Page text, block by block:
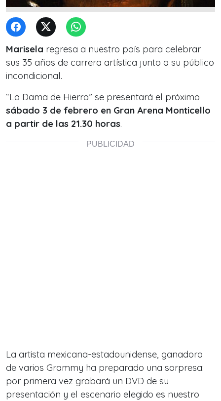
Marisela regresa a nuestro país para celebrar
sus 35 años de carrera artística junto a su público
incondicional.
“La Dama de Hierro” se presentará el próximo
sábado 3 de febrero en Gran Arena Monticello
a partir de las 21.30 horas.
La artista mexicana-estadounidense, ganadora
de varios Grammy ha preparado una sorpresa:
por primera vez grabará un DVD de su
presentación y el escenario elegido es nuestro